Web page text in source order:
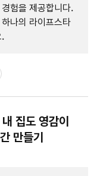
험을 제공합니다.
나의 라이프스타
.
집도 영감이
만들기